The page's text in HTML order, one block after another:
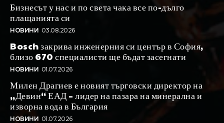
Бизнесът у нас и по света чака все по-дълго
плащанията си
НОВИНИ 03.08.2026
Bosch закрива инженерния си център в София,
близо 670 специалисти ще бъдат засегнати
НОВИНИ 01.07.2026
Милен Драгиев е новият търговски директор на
„Девин“ ЕАД – лидер на пазара на минерална и
изворна вода в България
НОВИНИ 01.07.2026